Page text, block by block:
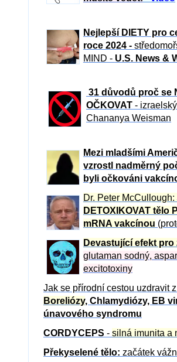
Nejlepší DIETY pro
roce 2024 -
MIND - U.S. News &
31 důvod ů proč se
OČKOVAT -
Chananya Weisman
Mezi mladšími
vzrostl nadměrný
byli očkováni
Dr. Peter McCullough:
DETOXIKOVAT tělo
mRNA vakcínou
Devastující efekt pro
glutaman sodný,
excitotoxiny
Jak se přírodní cestou uzdravit z
Boreliózy, Chlamydiózy, EB
únavového syndromu
CORDYCEPS - silná imunita a
Překyselené tělo: začátek